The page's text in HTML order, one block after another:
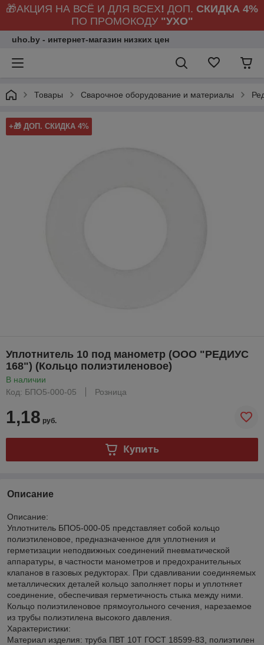
🎁АКЦИЯ НА ВСЁ И ДЛЯ ВСЕХ! ДОП. СКИДКА 4%
ПО ПРОМОКОДУ "УХО"
uho.by - интернет-магазин низких цен
Товары Сварочное оборудование и материалы
+🎁 ДОП. СКИДКА 4%
Уплотнитель 10 под манометр (ООО "РЕДИУС
168") (Кольцо полиэтиленовое)
В наличии
Код: БПО5-000-05
Розница
1,18 руб.
Купить
Описание
Описание:
Уплотнитель БПО5-000-05 представляет собой кольцо
полиэтиленовое, предназначенное для уплотнения и
герметизации неподвижных соединений пневматической
аппаратуры, в частности манометров и предохранительных
клапанов в газовых редукторах. При сдавливании соединяемых
металлических деталей кольцо заполняет поры и уплотняет
соединение, обеспечивая герметичность стыка между ними.
Кольцо полиэтиленовое прямоугольного сечения, нарезаемое
из трубы полиэтилена высокого давления.
Характеристики:
Материал изделия: труба ПВТ 10Т ГОСТ 18599-83, полиэтилен